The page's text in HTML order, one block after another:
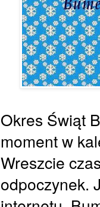
Okres Świąt
moment w
Wreszcie
odpoczynek.